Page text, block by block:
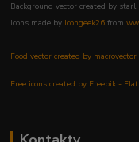
Background vector created by
Icons made by Icongeek26 from
Food vector created by
Free icons created by Freepik -